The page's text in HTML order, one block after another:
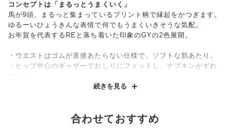
コンセプトは「まるっとうまくいく」
馬が9頭、まるっと集まっているプリント柄で縁起をかつぎます。
ゆるーいひょうきんな表情で何でもうまくいきそうな気配。
お年賀を代表するREと落ち着いた印象のGYの2色展開。
・ウエストはゴムが直接あたらない仕様で、ソフトな肌あたり。
・ヒップ中心のギャザーでおしりにフィットし、ナプキンがずれ
にくい。
・クロッチはナプキンの羽をしまえる設計。
・浮かしクロッチは綿混生地で、肌あたりがやさしい。
続きを見る
合わせておすすめ